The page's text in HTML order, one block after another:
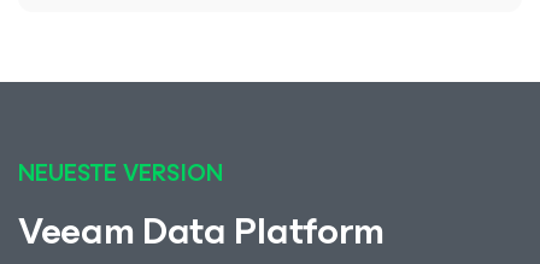
NEUESTE VERSION
Veeam Data Platform